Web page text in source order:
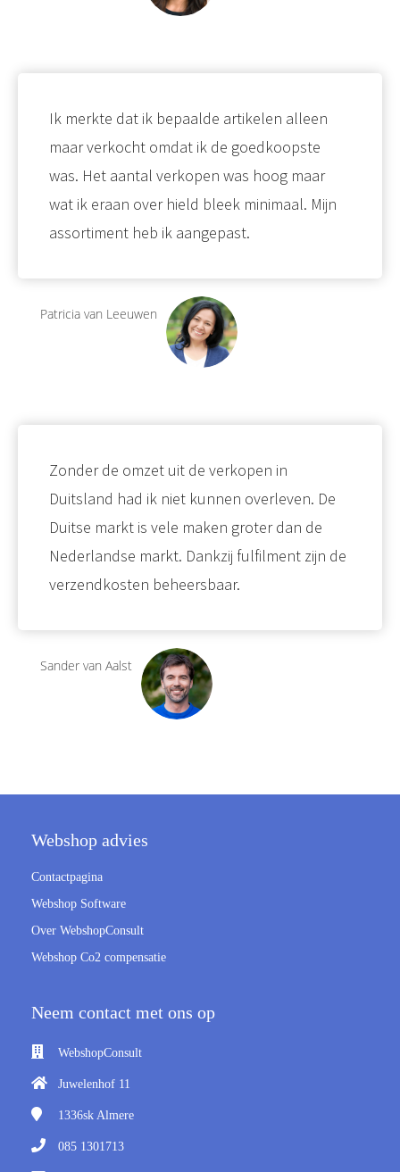
Ik merkte dat ik bepaalde artikelen alleen
maar verkocht omdat ik de goedkoopste
was. Het aantal verkopen was hoog maar
wat ik eraan over hield bleek minimaal. Mijn
assortiment heb ik aangepast.
Patricia van Leeuwen
Zonder de omzet uit de verkopen in
Duitsland had ik niet kunnen overleven. De
Duitse markt is vele maken groter dan de
Nederlandse markt. Dankzij fulfilment zijn de
verzendkosten beheersbaar.
Sander van Aalst
Webshop advies
Contactpagina
Webshop Software
Over WebshopConsult
Webshop Co2 compensatie
Neem contact met ons op
WebshopConsult
Juwelenhof 11
1336sk Almere
085 1301713